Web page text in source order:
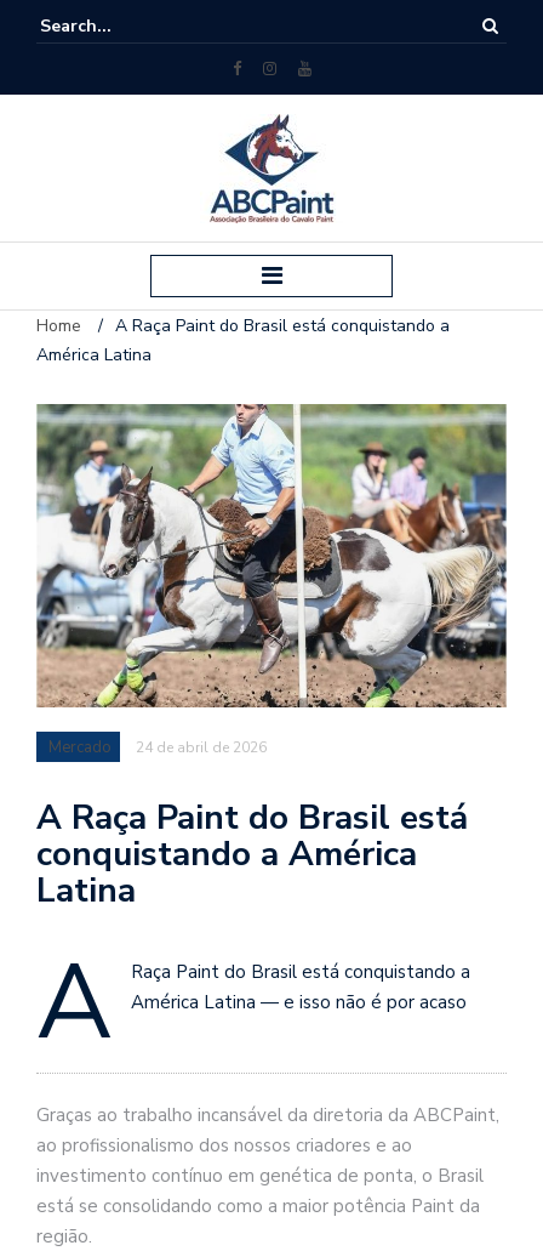
Home / A Raça Paint do Brasil está conquistando a
América Latina
Mercado 24 de abril de 2026
A Raça Paint do Brasil está
conquistando a América
Latina
A
Raça Paint do Brasil está conquistando a
América Latina — e isso não é por acaso
Graças ao trabalho incansável da diretoria da ABCPaint,
ao profissionalismo dos nossos criadores e ao
investimento contínuo em genética de ponta, o Brasil
está se consolidando como a maior potência Paint da
região.